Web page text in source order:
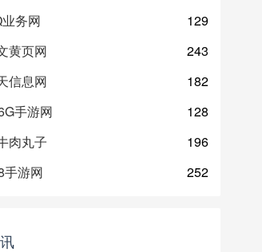
务网
129
黄页网
243
信息网
182
手游网
128
肉丸子
196
手游网 252